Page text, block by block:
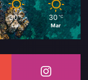
30 ℃
Lun
30 ℃
Mar